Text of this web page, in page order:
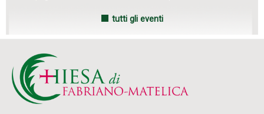
tutti gli eventi